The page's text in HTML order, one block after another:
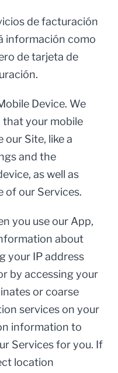
de facturación
información como
de tarjeta de
Device. We
your mobile
our Site, like a
and the
as well as
of our Services.
you use our App,
about
your IP address
by accessing your
or coarse
services on your
information to
Services for you. If
location